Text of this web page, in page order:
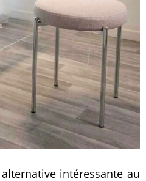
intéressante au